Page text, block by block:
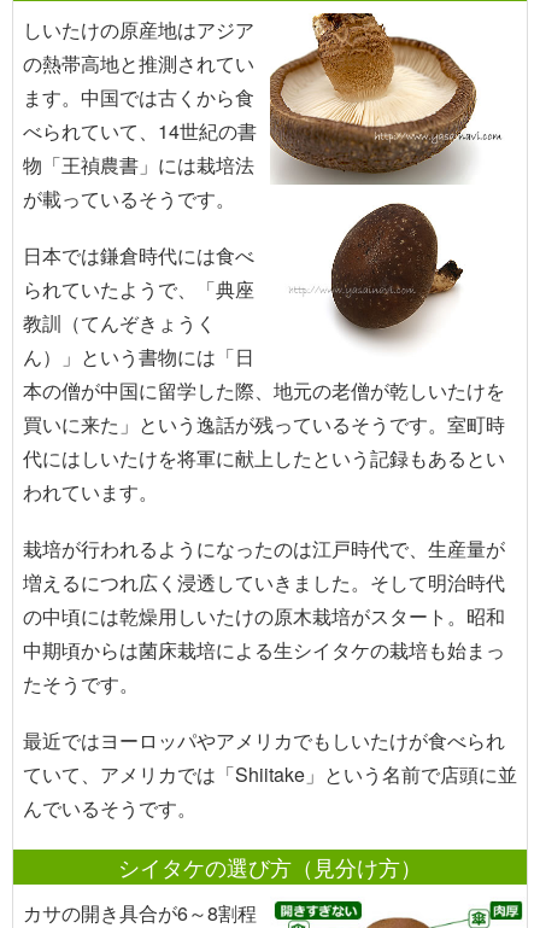
しいたけの原産地はアジア
の熱帯高地と推測されてい
ます。中国では古くから食
べられていて、14世紀の書
物「王禎農書」には栽培法
が載っているそうです。
日本では鎌倉時代には食べ
られていたようで、「典座
教訓（てんぞきょうく
ん）」という書物には「日
本の僧が中国に留学した際、地元の老僧が乾しいたけを
買いに来た」という逸話が残っているそうです。室町時
代にはしいたけを将軍に献上したという記録もあるとい
われています。
栽培が行われるようになったのは江戸時代で、生産量が
増えるにつれ広く浸透していきました。そして明治時代
の中頃には乾燥用しいたけの原木栽培がスタート。昭和
中期頃からは菌床栽培による生シイタケの栽培も始まっ
たそうです。
最近ではヨーロッパやアメリカでもしいたけが食べられ
ていて、アメリカでは「Shiitake」という名前で店頭に並
んでいるそうです。
シイタケの選び方（見分け方）
カサの開き具合が6～8割程